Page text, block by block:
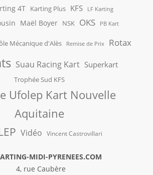
4T Karting Plus KFS LF Karting
Maël Boyer NSK OKS PB Kart
Mécanique d'Alès Remise de Prix Rotax
Suau Racing Kart Superkart
Trophée Sud KFS
Ufolep Kart Nouvelle
Aquitaine
Vidéo Vincent Castrovillari
MIDI-PYRENEES.COM
4, rue Caubère